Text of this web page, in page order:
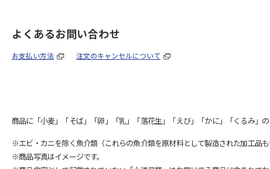
よくあるお問い合わせ
お支払い方法 注文のキャンセルについて
商品に「小麦」「そば」「卵」「乳」「落花生」「えび」「かに」「くるみ」
※エビ・カニを除く魚介類（これらの魚介類を原材料として製造された加工品
※商品写真はイメージです。